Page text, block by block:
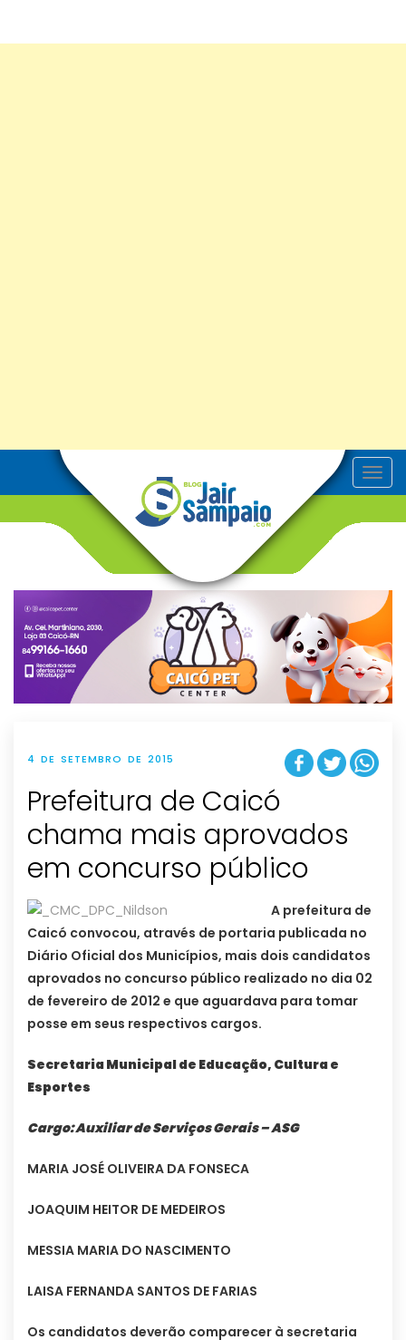
T
o
v
g
t
i
o
n
4 DE SETEMBRO DE 2015
Prefeitura de Caicó
chama mais aprovados
em concurso público
A prefeitura de
Caicó convocou, através de portaria publicada no
Diário Oficial dos Municípios, mais dois candidatos
aprovados no concurso público realizado no dia 02
de fevereiro de 2012 e que aguardava para tomar
posse em seus respectivos cargos.
Secretaria Municipal de Educação, Cultura e
Esportes
Cargo: Auxiliar de Serviços Gerais – ASG
MARIA JOSÉ OLIVEIRA DA FONSECA
JOAQUIM HEITOR DE MEDEIROS
MESSIA MARIA DO NASCIMENTO
LAISA FERNANDA SANTOS DE FARIAS
Os candidatos deverão comparecer à secretaria